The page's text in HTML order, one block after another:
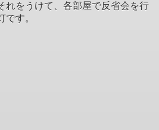
れをうけて、各部屋で反省会を行
す。